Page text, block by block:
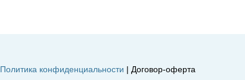
Политика конфиденциальности | Договор-оферта